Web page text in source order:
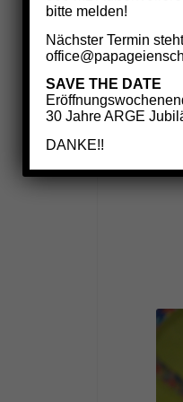
Für
bitte melden!
Nächster Termin
SAVE THE DATE
30 Jahre ARGE
DANKE!!